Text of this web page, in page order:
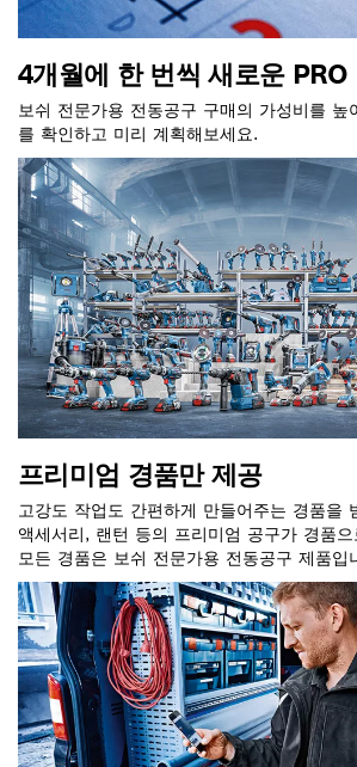
4개월에 한 번씩 새로운
보쉬 전문가용 전동공구 구매의 가성비를
를 확인하고 미리 계획해보세요.
프리미엄 경품만 제공
고강도 작업도 간편하게 만들어주는 경품을
액세서리, 랜턴 등의 프리미엄 공구가 경품
모든 경품은 보쉬 전문가용 전동공구 제품입